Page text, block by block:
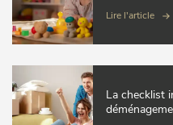
Lire l'article
La checklist